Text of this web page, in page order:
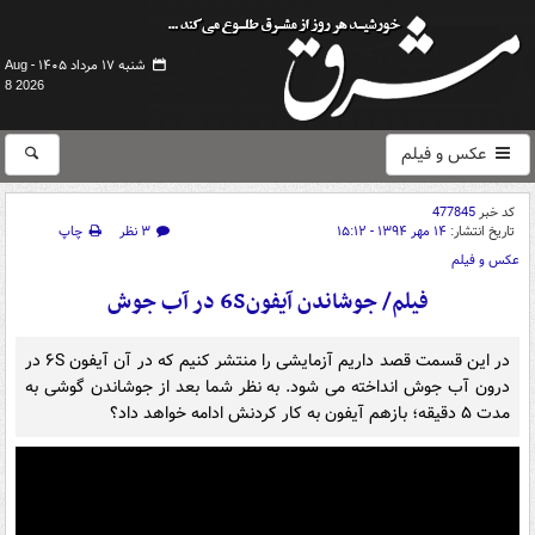
شنبه ۱۷ مرداد ۱۴۰۵ -
Aug
8 2026
عکس و فیلم
کد خبر477845
تاریخ انتشار: ۱۴ مهر ۱۳۹۴ - ۱۵:۱۲ ۳ نظر
چاپ
عکس و فیلم
فیلم/ جوشاندن آیفون6S​ در آب جوش
در این قسمت قصد داریم آزمایشی را منتشر کنیم که در آن آیفون ۶S​ ​در
درون آب جوش انداخته می شود. به نظر شما بعد از جوشاندن گوشی به
مدت ۵ دقیقه؛ بازهم آیفون به کار کردنش ادامه خواهد داد؟